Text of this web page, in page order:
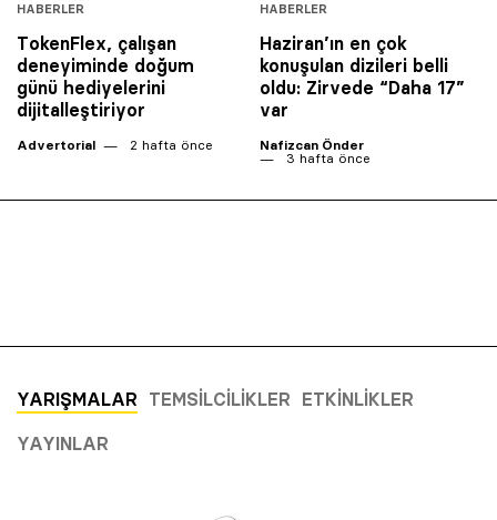
HABERLER
TokenFlex, çalışan
deneyiminde doğum
günü hediyelerini
dijitalleştiriyor
Advertorial 2 hafta önce
HABERLER
Haziran’ın en çok
konuşulan dizileri belli
oldu: Zirvede “Daha 17”
var
Nafizcan Önder
3 hafta önce
YARIŞMALAR TEMSILCILIKLER ETKINLIKLER
YAYINLAR